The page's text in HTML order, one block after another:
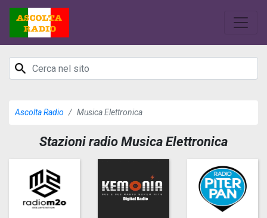
Ascolta Radio Musica Elettronica
Stazioni radio Musica Elettronica